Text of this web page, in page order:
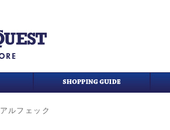
アルフェック